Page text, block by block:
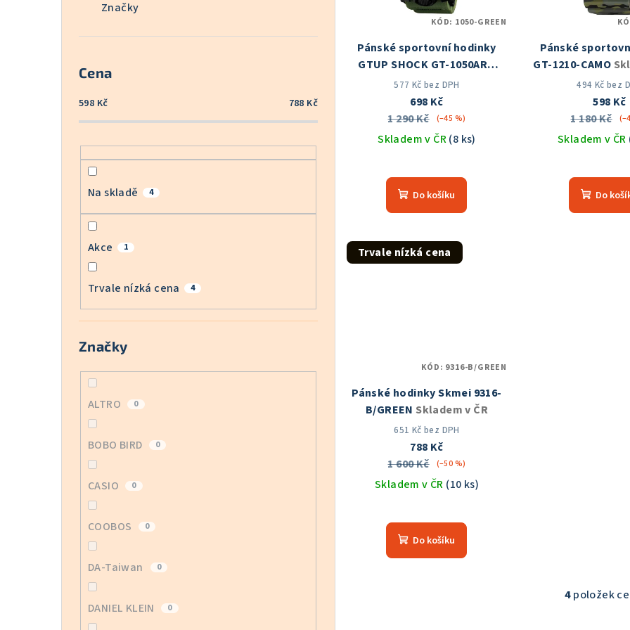
Značky
Cena
598 Kč 788 Kč
Na skladě 4
Akce 1
Trvale nízká cena 4
Značky
ALTRO 0
BOBO BIRD 0
CASIO 0
COOBOS 0
DA-Taiwan 0
DANIEL KLEIN 0
o
d
Pánské sportovní hodinky
GTUP SHOCK GT-1050ARG
Skladem v ČR
577 Kč bez DPH
698 Kč
1 290 Kč
(–45 %)
Skladem v ČR(8 ks)
hodnocení
produktu
je
z
5
Do košíku
KÓD: 1050-GREEN
Pánské
GT-1210-CAMO
494 Kč bez
598 Kč
1 180 Kč
Skladem v ČR
je
Do
Trvale nízká cena
Pánské hodinky Skmei 9316-
B/GREEN Skladem v ČR
651 Kč bez DPH
788 Kč
1 600 Kč
(–50 %)
Skladem v ČR (10 ks)
Do košíku
KÓD: 9316-B/GREEN
O
4položek